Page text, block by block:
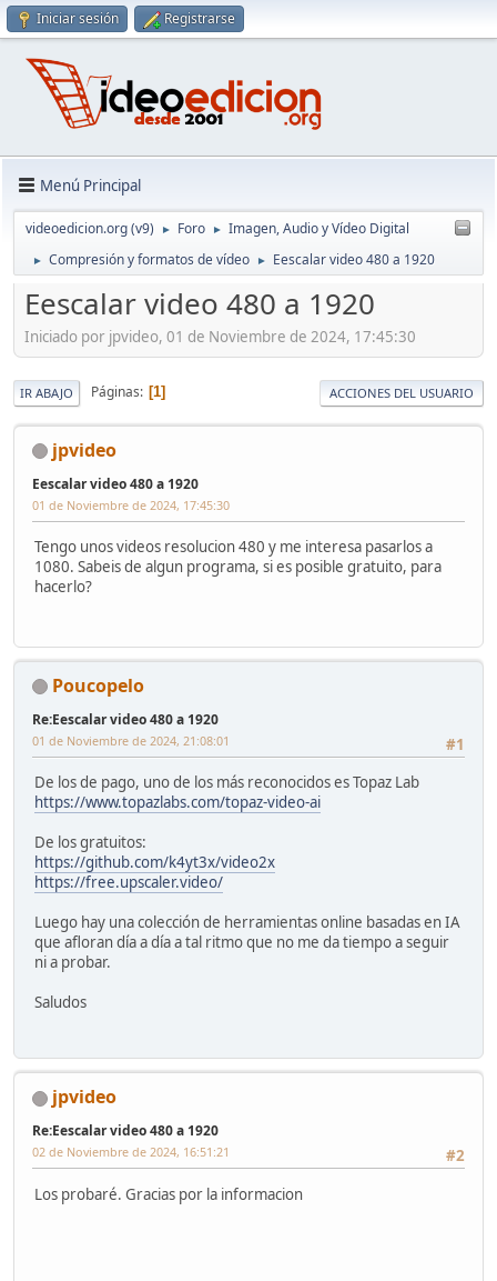
Iniciar sesión Registrarse
Menú Principal
videoedicion.org (v9) ► Foro ► Imagen, Audio y Vídeo Digital
► Compresión y formatos de vídeo ► Eescalar video 480 a 1920
Eescalar video 480 a 1920
Iniciado por jpvideo, 01 de Noviembre de 2024, 17:45:30
IR ABAJO Páginas 1 ACCIONES DEL USUARIO
jpvideo
Eescalar video 480 a 1920
01 de Noviembre de 2024, 17:45:30
Tengo unos videos resolucion 480 y me interesa pasarlos a
1080. Sabeis de algun programa, si es posible gratuito, para
hacerlo?
Poucopelo
Re:Eescalar video 480 a 1920
#1
01 de Noviembre de 2024, 21:08:01
De los de pago, uno de los más reconocidos es Topaz Lab
https://www.topazlabs.com/topaz-video-ai
De los gratuitos:
https://github.com/k4yt3x/video2x
https://free.upscaler.video/
Luego hay una colección de herramientas online basadas en IA
que afloran día a día a tal ritmo que no me da tiempo a seguir
ni a probar.
Saludos
jpvideo
Re:Eescalar video 480 a 1920
#2
02 de Noviembre de 2024, 16:51:21
Los probaré. Gracias por la informacion